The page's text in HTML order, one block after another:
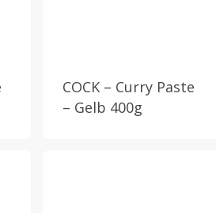
COCK – Curry Paste
– Gelb 400g